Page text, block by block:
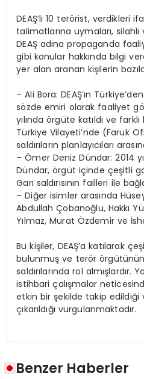
DEAŞ’lı 10 terörist, verdikleri
talimatlarına uymaları,
DEAŞ adına propaganda
gibi konular hakkında bilgi
yer alan aranan kişilerin
– Ali Bora: DEAŞ’ın
sözde emiri olarak faaliyet
yılında örgüte katıldı ve
Türkiye Vilayeti’nde (Faruk
saldırıların planlayıcıları
– Ömer Deniz Dündar: 2014
Dündar, örgüt içinde çeşitli
Garı saldırısının failleri ile
– Diğer isimler arasında
Abdullah Çobanoğlu, Hakkı
Yılmaz, Murat Özdemir ve
Bu kişiler, DEAŞ’a katılarak
bulunmuş ve terör
saldırılarında rol almışlardır.
istihbari çalışmalar
etkin bir şekilde takip
çıkarıldığı vurgulanmaktadır.
Benzer Haberler